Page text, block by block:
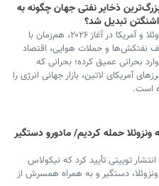
بزرگ‌ترین ذخایر نفتی جهان چگونه به
تبدیل شد؟
تشدید تنش میان ونزوئلا و آمریکا در آغاز ۲۰۲۶، هم‌زمان با
نفتکش‌ها و حملات هوایی، اقتصاد
بحرانی عمیق کرده؛ بحرانی که
آمریکای لاتین، بازار جهانی انرژی را
است.
ونزوئلا حمله کردیم/ مادورو دستگیر
توییتی تأیید کرد که نیکولاس
دستگیر و به همراه همسرش از